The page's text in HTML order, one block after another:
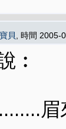
貝 , 時間
︰